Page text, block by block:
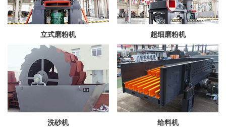
立式磨粉机 超细磨粉机
洗砂机 给料机